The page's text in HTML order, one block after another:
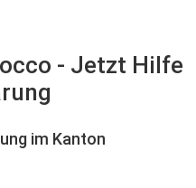
- Jetzt Hilfe
im Kanton